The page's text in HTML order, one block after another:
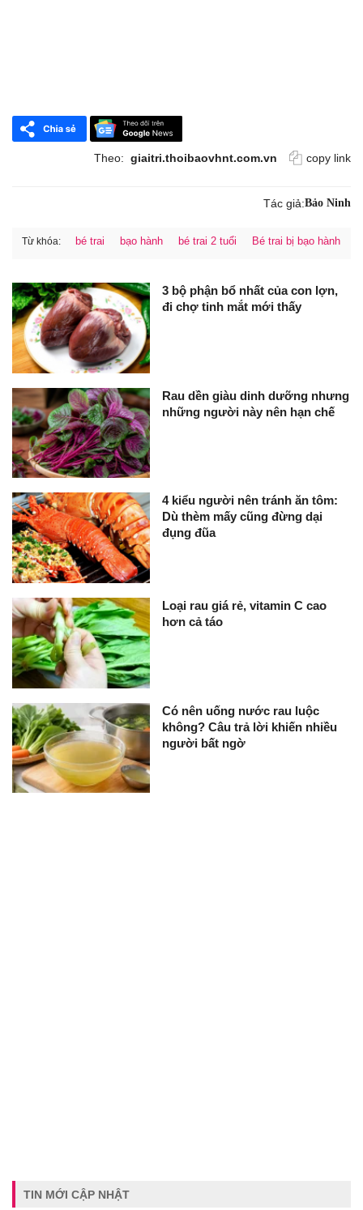
Theo: giaitri.thoibaovhnt.com.vn copy link
Tác giả:Bảo Ninh
Từ khóa: bé trai bạo hành bé trai 2 tuổi Bé trai bị bạo hành
3 bộ phận bổ nhất của con lợn,
đi chợ tinh mắt mới thấy
Rau dền giàu dinh dưỡng nhưng
những người này nên hạn chế
4 kiểu người nên tránh ăn tôm:
Dù thèm mấy cũng đừng dại
đụng đũa
Loại rau giá rẻ, vitamin C cao
hơn cả táo
Có nên uống nước rau luộc
không? Câu trả lời khiến nhiều
người bất ngờ
TIN MỚI CẬP NHẬT